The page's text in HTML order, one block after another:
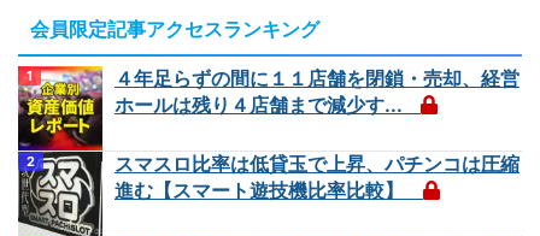
会員限定記事アクセスランキング
４年足らずの間に１１店舗を閉鎖・売却、経営
ホールは残り４店舗まで減少す...
スマスロ比率は低貸玉で上昇、パチンコは圧縮
進む【スマート遊技機比率比較】